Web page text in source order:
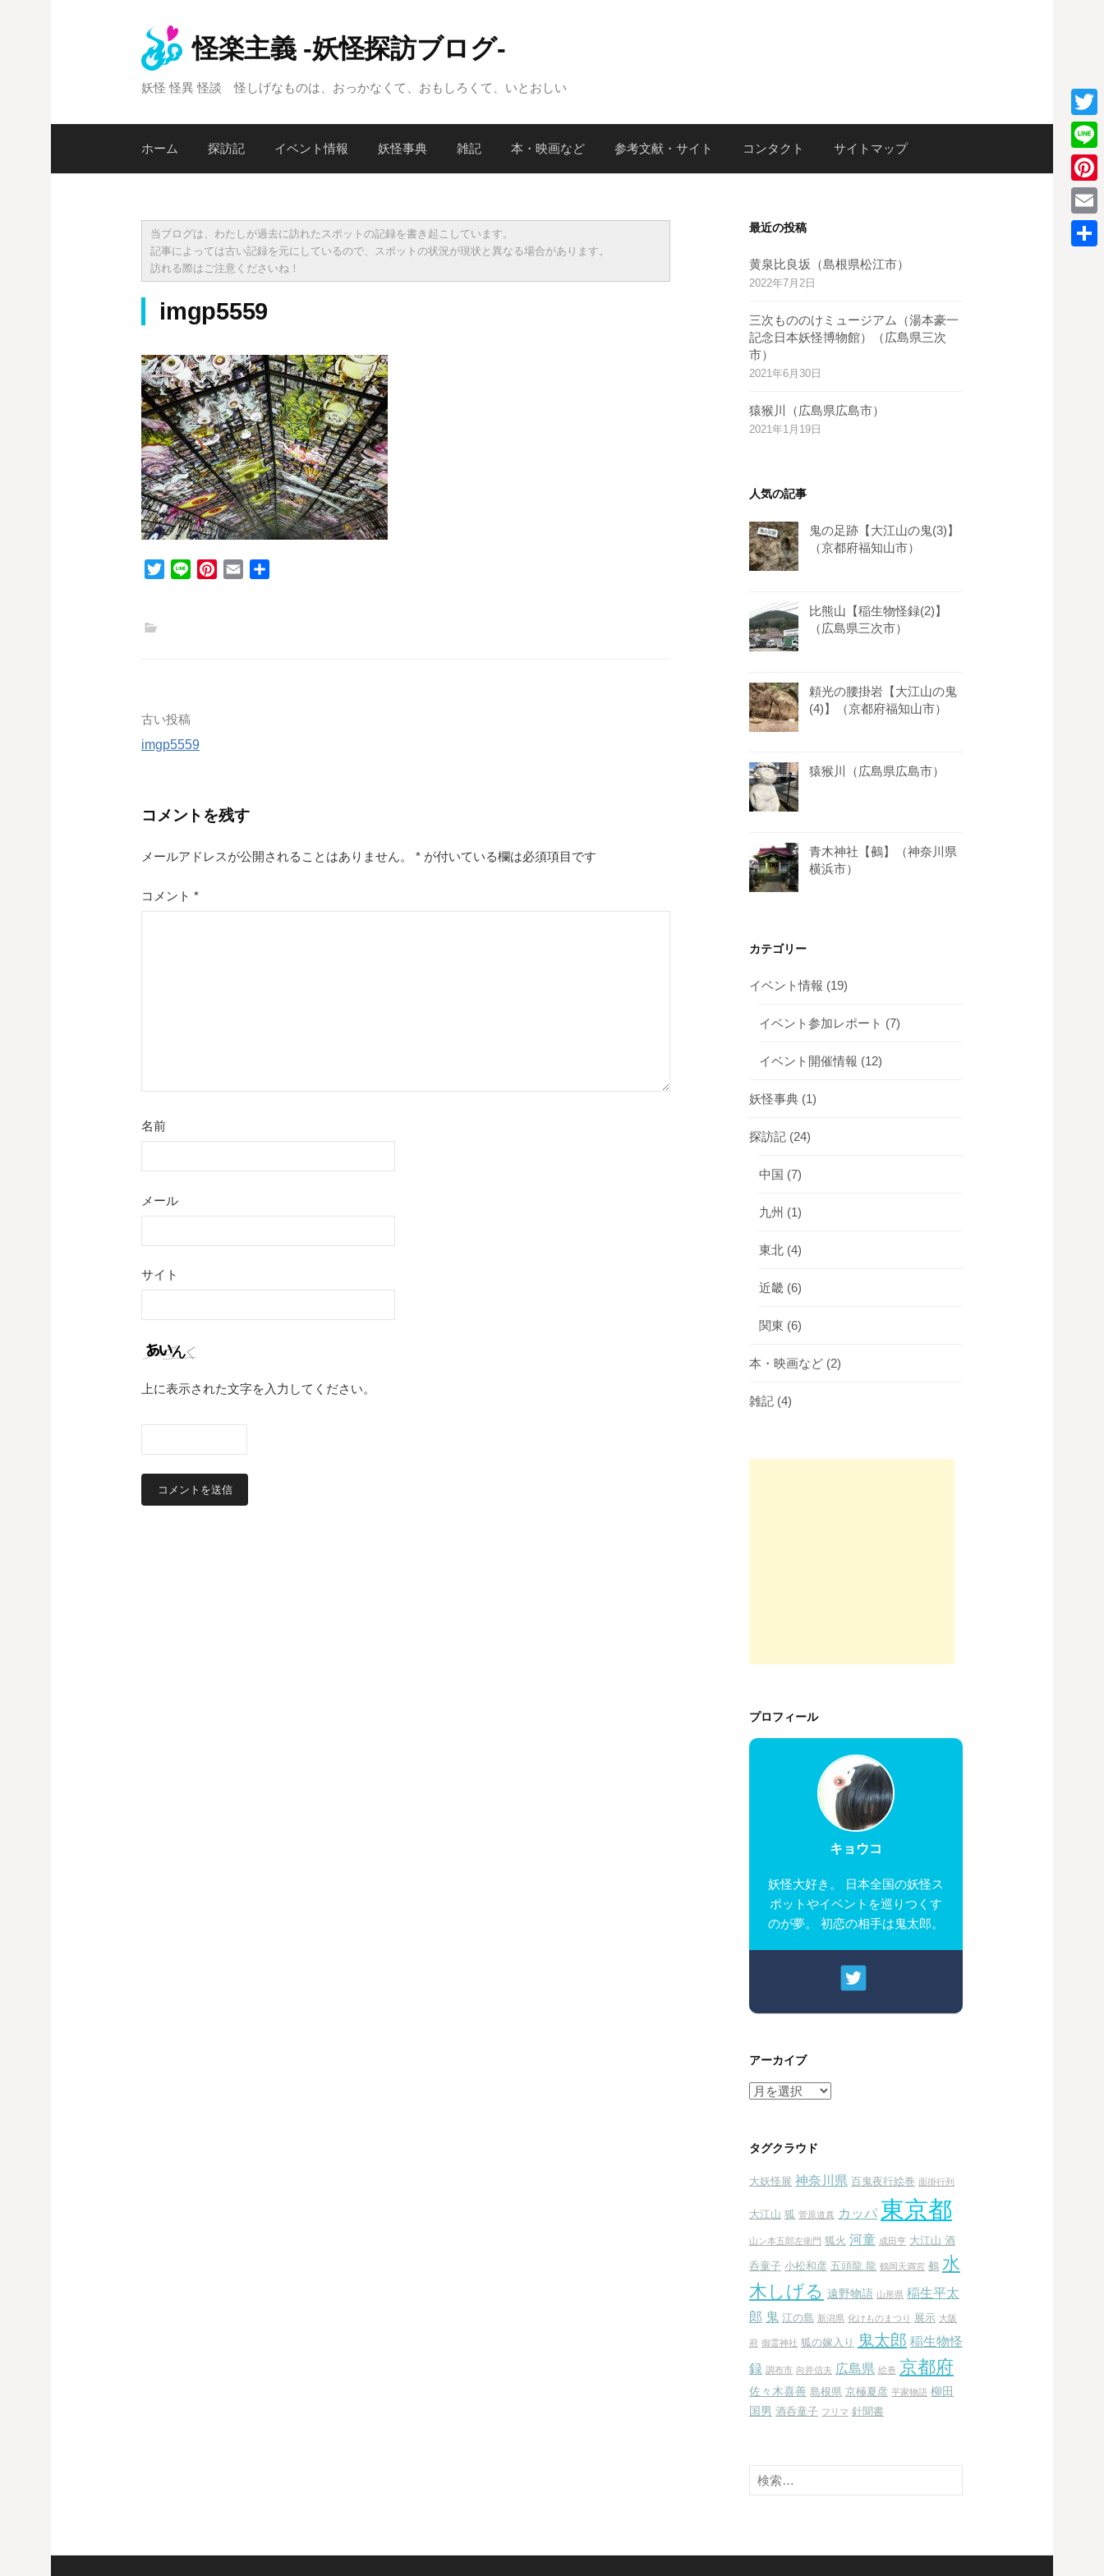
へ
怪楽主義 -妖怪探訪ブログ-
妖怪 怪異 怪談 怪しげなものは、おっかなくて、おもしろくて、いとおしい
ホーム 探訪記 イベント情報 妖怪事典 雑記 本・映画など 参考文献・サイト コンタクト サイトマップ
当ブログは、わたしが過去に訪れたスポットの記録を書き起こしています。
記事によっては古い記録を元にしているので、スポットの状況が現状と異なる場合があります。
訪れる際はご注意くださいね！
imgp5559
投
稿
ビ
ゲ
ー
古い投稿
imgp5559
コメントを残す
メールアドレスが公開されることはありません。 * が付いている欄は必須項目です
コメント *
名前
メール
サイト
上に表示された文字を入力してください。
最近の投稿
黄泉比良坂（島根県松江市）
2022年7月2日
三次もののけミュージアム（湯本豪一
記念日本妖怪博物館）（広島県三次
市）
2021年6月30日
猿猴川（広島県広島市）
2021年1月19日
人気の記事
鬼の足跡【大江山の鬼(3)】
（京都府福知山市）
比熊山【稲生物怪録(2)】
（広島県三次市）
頼光の腰掛岩【大江山の鬼
(4)】（京都府福知山市）
猿猴川（広島県広島市）
青木神社【鵺】（神奈川県
横浜市）
カテゴリー
イベント情報 (19)
イベント参加レポート (7)
イベント開催情報 (12)
妖怪事典 (1)
探訪記 (24)
中国 (7)
九州 (1)
東北 (4)
近畿 (6)
関東 (6)
本・映画など (2)
雑記 (4)
プロフィール
キョウコ
妖怪大好き。 日本全国の妖怪ス
ポットやイベントを巡りつくす
のが夢。 初恋の相手は鬼太郎。
アーカイブ
ア
イ
タグクラウド
大妖怪展 神奈川県 百鬼夜行絵巻 面掛行列
大江山 狐 菅原道真 カッパ 東京都
山ン本五郎左衛門 狐火 河童 成田亨 大江山 酒
呑童子 小松和彦 五頭龍.龍 鶴岡天満宮 鵺 水
木しげる 遠野物語 山形県 稲生平太
郎 鬼 江の島 新潟県 化けものまつり 展示 大阪
府 御霊神社 狐の嫁入り 鬼太郎 稲生物怪
録 調布市 向井信夫 広島県 絵巻 京都府
佐々木喜善 島根県 京極夏彦 平家物語 柳田
国男 酒呑童子 フリマ 針聞書
検
索:
T
w
i
L
i
n
e
P
i
n
E